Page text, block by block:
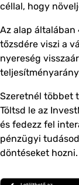
céllal, hogy
Az alap
tőzsdére viszi a
nyereség
Szeretnél többet
Töltsd le az
és fedezz fel
pénzügyi
döntéseket hozni.